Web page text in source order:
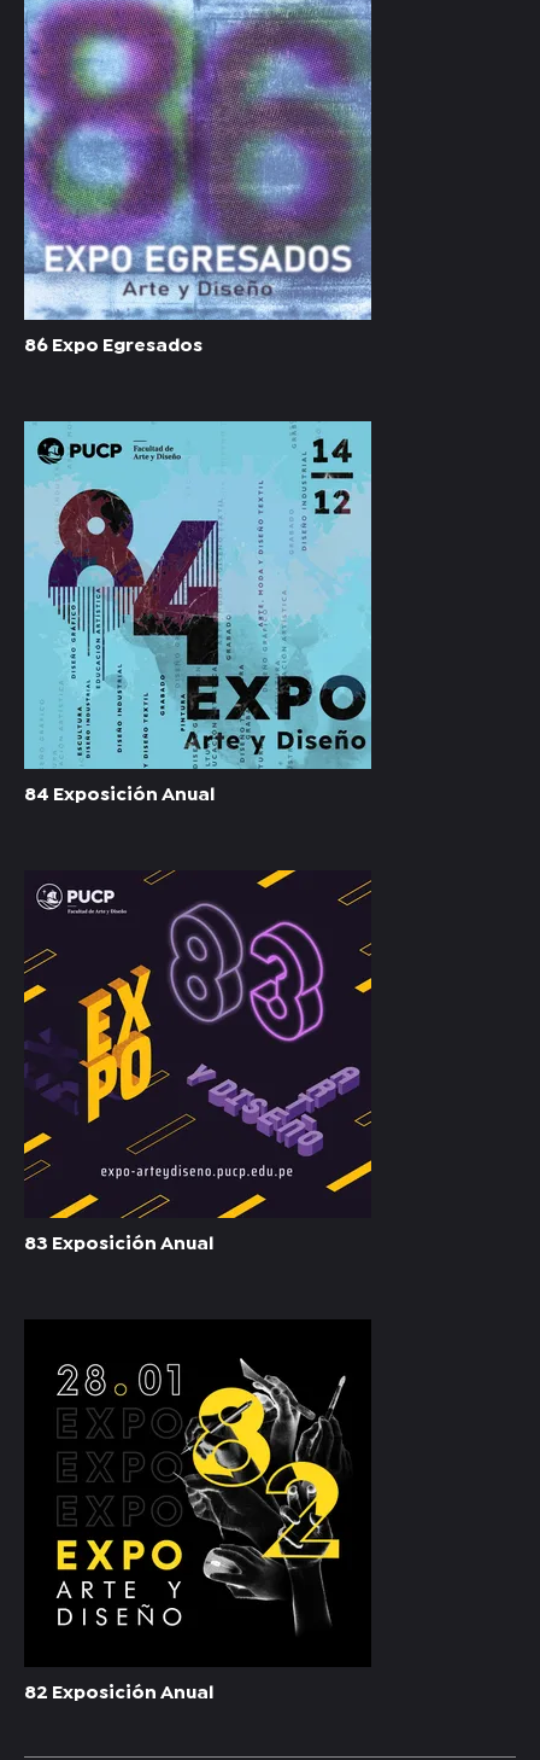
86 Expo Egresados
84 Exposición Anual
83 Exposición Anual
82 Exposición Anual